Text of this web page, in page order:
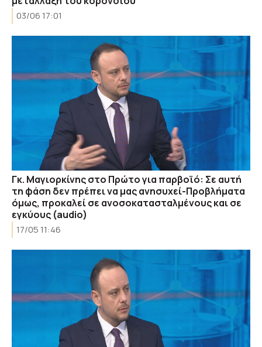
03/06 17:01
Γκ. Μαγιορκίνης στο Πρώτο για παρβοϊό: Σε αυτή
τη φάση δεν πρέπει να μας ανησυχεί-Προβλήματα
όμως, προκαλεί σε ανοσοκατασταλμένους και σε
εγκύους (audio)
17/05 11:46